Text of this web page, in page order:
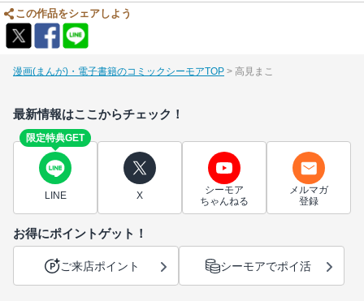
この作品をシェアしよう
漫画(まんが)・電子書籍のコミックシーモアTOP 高見まこ
最新情報はここからチェック！
限定特典GET
LINE X
シーモア
ちゃんねる
メルマガ
登録
お得にポイントゲット！
ご来店ポイント シーモアでポイ活